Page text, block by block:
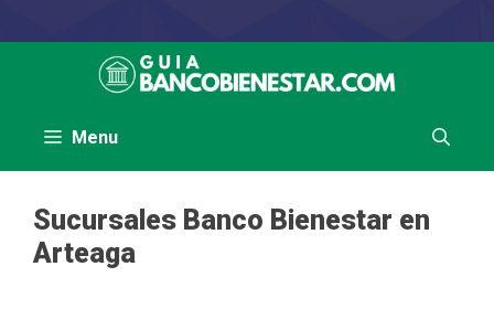
Menu
Sucursales Banco Bienestar en
Arteaga